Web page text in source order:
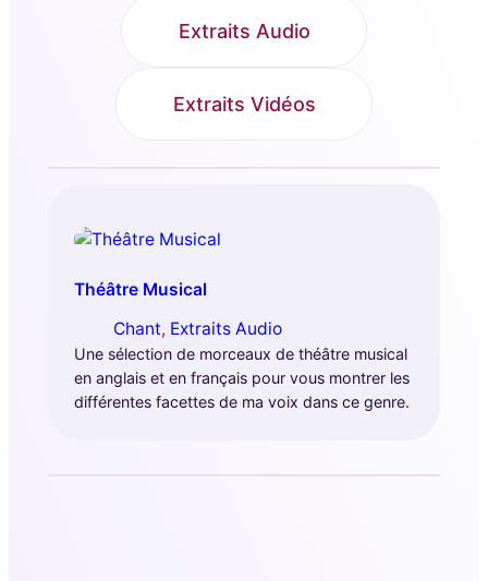
Extraits Audio
Extraits Vidéos
Théâtre Musical
Chant, Extraits Audio
Une sélection de morceaux de théâtre musical
en anglais et en français pour vous montrer les
différentes facettes de ma voix dans ce genre.